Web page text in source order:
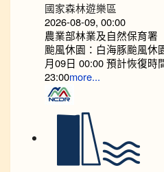
國家森林遊樂區
2026-08-09, 00:00
農業部林業及自然保育署
颱風休園：白海豚颱風休
月09日 00:00 預計恢復時
23:00more...